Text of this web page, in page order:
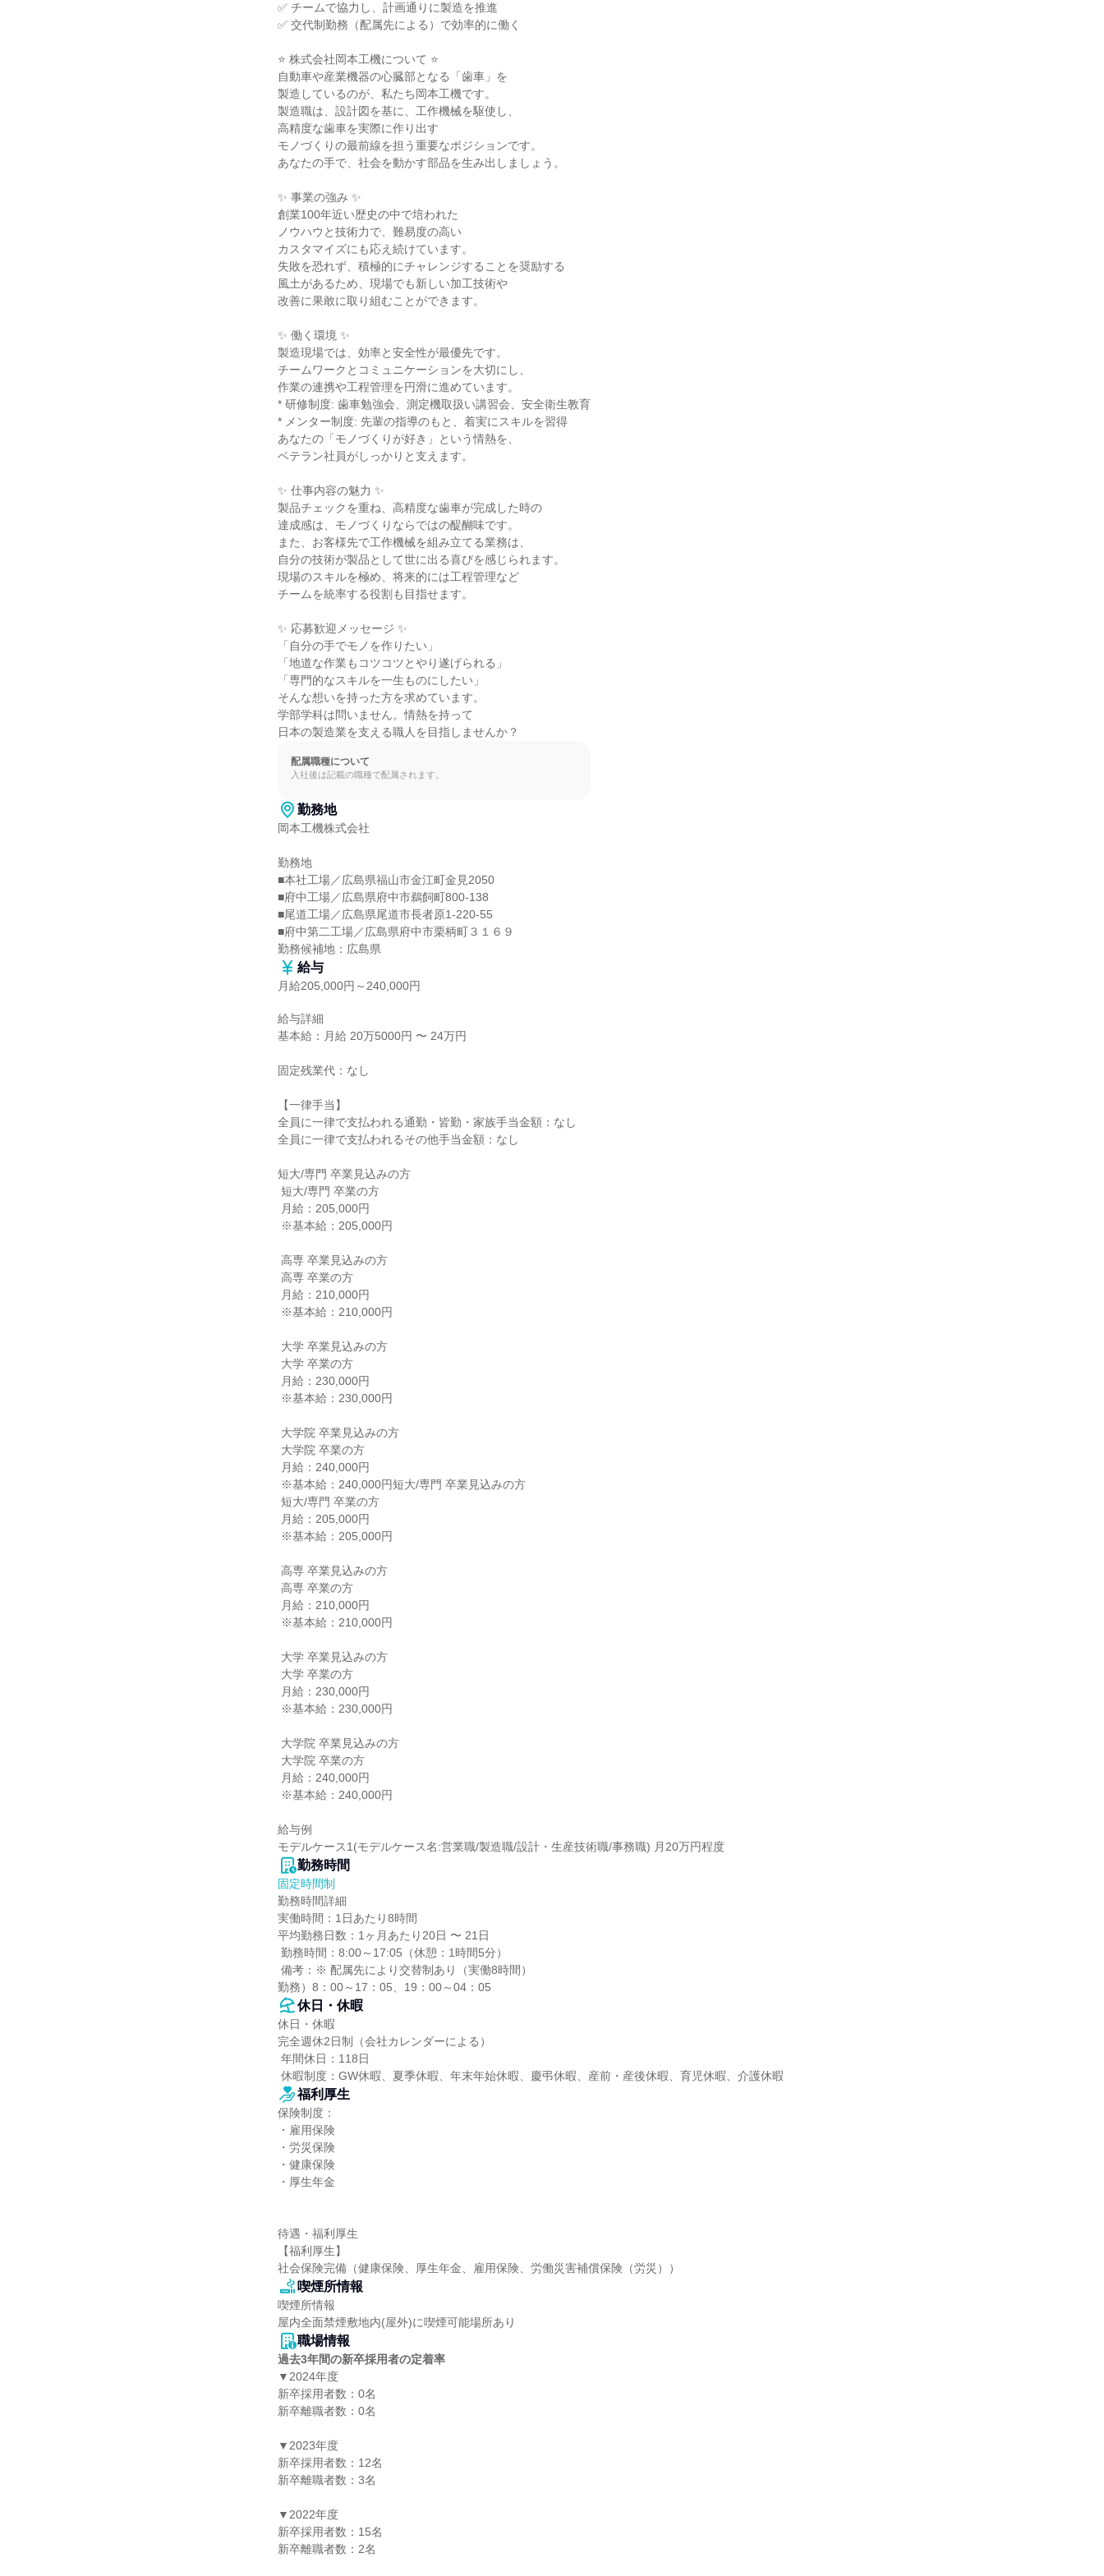
✅ チームで協力し、計画通りに製造を推進
✅ 交代制勤務（配属先による）で効率的に働く
⭐ 株式会社岡本工機について ⭐
自動車や産業機器の心臓部となる「歯車」を
製造しているのが、私たち岡本工機です。
製造職は、設計図を基に、工作機械を駆使し、
高精度な歯車を実際に作り出す
モノづくりの最前線を担う重要なポジションです。
あなたの手で、社会を動かす部品を生み出しましょう。
✨ 事業の強み ✨
創業100年近い歴史の中で培われた
ノウハウと技術力で、難易度の高い
カスタマイズにも応え続けています。
失敗を恐れず、積極的にチャレンジすることを奨励する
風土があるため、現場でも新しい加工技術や
改善に果敢に取り組むことができます。
✨ 働く環境 ✨
製造現場では、効率と安全性が最優先です。
チームワークとコミュニケーションを大切にし、
作業の連携や工程管理を円滑に進めています。
* 研修制度: 歯車勉強会、測定機取扱い講習会、安全衛生教育
* メンター制度: 先輩の指導のもと、着実にスキルを習得
あなたの「モノづくりが好き」という情熱を、
ベテラン社員がしっかりと支えます。
✨ 仕事内容の魅力 ✨
製品チェックを重ね、高精度な歯車が完成した時の
達成感は、モノづくりならではの醍醐味です。
また、お客様先で工作機械を組み立てる業務は、
自分の技術が製品として世に出る喜びを感じられます。
現場のスキルを極め、将来的には工程管理など
チームを統率する役割も目指せます。
✨ 応募歓迎メッセージ ✨
「自分の手でモノを作りたい」
「地道な作業もコツコツとやり遂げられる」
「専門的なスキルを一生ものにしたい」
そんな想いを持った方を求めています。
学部学科は問いません。情熱を持って
日本の製造業を支える職人を目指しませんか？
配属職種について
入社後は記載の職種で配属されます。
勤務地
岡本工機株式会社
勤務地
■本社工場／広島県福山市金江町金見2050
■府中工場／広島県府中市鵜飼町800-138
■尾道工場／広島県尾道市長者原1-220-55
■府中第二工場／広島県府中市栗柄町３１６９
勤務候補地：広島県
給与
月給205,000円～240,000円
給与詳細
基本給：月給 20万5000円 〜 24万円
固定残業代：なし
【一律手当】
全員に一律で支払われる通勤・皆勤・家族手当金額：なし
全員に一律で支払われるその他手当金額：なし
短大/専門 卒業見込みの方
給与例
モデルケース1(モデルケース名:営業職/製造職/設計・生産技術職/事務職) 月20万円程度
勤務時間
固定時間制
勤務時間詳細
実働時間：1日あたり8時間
平均勤務日数：1ヶ月あたり20日 〜 21日
勤務）8：00～17：05、19：00～04：05
休日・休暇
休日・休暇
完全週休2日制（会社カレンダーによる）
休暇制度：GW休暇、夏季休暇、年末年始休暇、慶弔休暇、産前・産後休暇、育児休暇、介護休暇
福利厚生
保険制度：
・雇用保険
・労災保険
・健康保険
・厚生年金
待遇・福利厚生
【福利厚生】
社会保険完備（健康保険、厚生年金、雇用保険、労働災害補償保険（労災））
喫煙所情報
喫煙所情報
屋内全面禁煙敷地内(屋外)に喫煙可能場所あり
職場情報
過去3年間の新卒採用者の定着率
▼2024年度
新卒採用者数：0名
新卒離職者数：0名
▼2023年度
新卒採用者数：12名
新卒離職者数：3名
▼2022年度
新卒採用者数：15名
新卒離職者数：2名